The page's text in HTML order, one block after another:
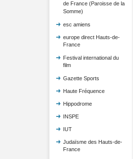
de France (Paroisse de la
Somme)
esc amiens
europe direct Hauts-de-
France
Festival international du
film
Gazette Sports
Haute Fréquence
Hippodrome
INSPE
IUT
Judaïsme des Hauts-de-
France